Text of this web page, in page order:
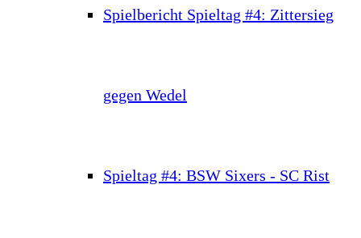
Spielbericht Spieltag #4: Zittersieg
gegen Wedel
Spieltag #4: BSW Sixers - SC Rist